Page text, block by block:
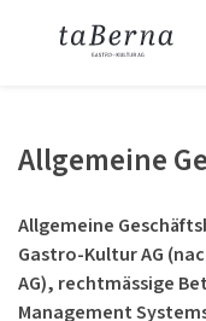
Allgemeine
Allgemeine
Gastro-Kultur AG
AG), rechtmässige
Management